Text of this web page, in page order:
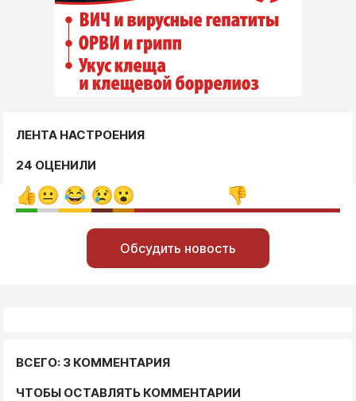
ЛЕНТА НАСТРОЕНИЯ
24 ОЦЕНИЛИ
Обсудить новость
ВСЕГО: 3 КОММЕНТАРИЯ
ЧТОБЫ ОСТАВЛЯТЬ КОММЕНТАРИИ